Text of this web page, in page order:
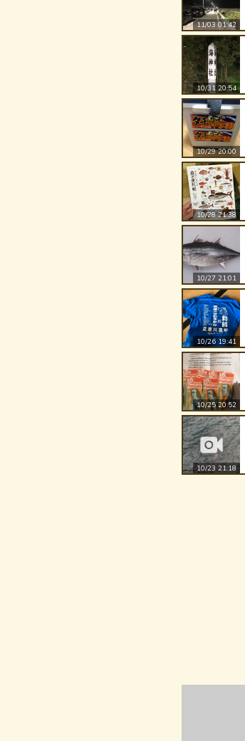
11/03 01:42
10/31 20:54
10/29 20:00
10/28 21:38
10/27 21:01
10/26 19:41
10/25 20:52
10/23 21:18